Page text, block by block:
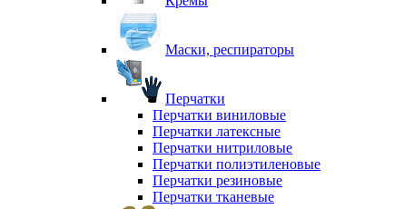
Маски, респираторы
Перчатки
Перчатки виниловые
Перчатки латексные
Перчатки нитриловые
Перчатки полиэтиленовые
Перчатки резиновые
Перчатки тканевые